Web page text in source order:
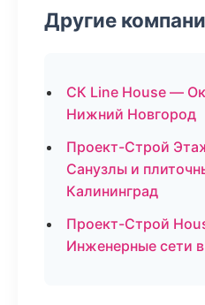
Другие
СК Line House —
Нижний Новгород
Проект-Строй
Санузлы и
Калининград
Проект-Строй
Инженерные сети